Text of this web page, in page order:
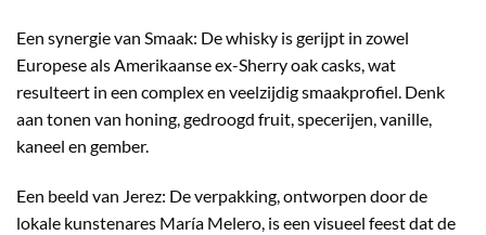
Een synergie van Smaak: De whisky is gerijpt in zowel
Europese als Amerikaanse ex-Sherry oak casks, wat
resulteert in een complex en veelzijdig smaakprofiel. Denk
aan tonen van honing, gedroogd fruit, specerijen, vanille,
kaneel en gember.
Een beeld van Jerez: De verpakking, ontworpen door de
lokale kunstenares María Melero, is een visueel feest dat de